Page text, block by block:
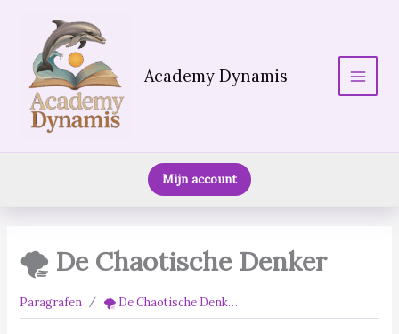
inhoud
Academy Dynamis
Main
Mijn account
🌪 De Chaotische Denker
Paragrafen 🌪 De Chaotische Denker